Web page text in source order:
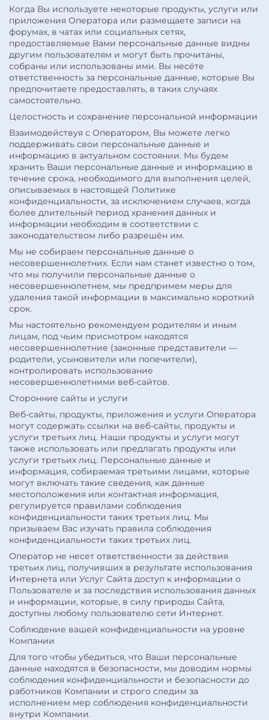
Когда Вы используете некоторые продукты, услуги или
приложения Оператора или размещаете записи на
форумах, в чатах или социальных сетях,
предоставляемые Вами персональные данные видны
другим пользователям и могут быть прочитаны,
собраны или использованы ими. Вы несёте
ответственность за персональные данные, которые Вы
предпочитаете предоставлять, в таких случаях
самостоятельно.
Целостность и сохранение персональной информации
Взаимодействуя с Оператором, Вы можете легко
поддерживать свои персональные данные и
информацию в актуальном состоянии. Мы будем
хранить Ваши персональные данные и информацию в
течение срока, необходимого для выполнения целей,
описываемых в настоящей Политике
конфиденциальности, за исключением случаев, когда
более длительный период хранения данных и
информации необходим в соответствии с
законодательством либо разрешён им.
Мы не собираем персональные данные о
несовершеннолетних. Если нам станет известно о том,
что мы получили персональные данные о
несовершеннолетнем, мы предпримем меры для
удаления такой информации в максимально короткий
срок.
Мы настоятельно рекомендуем родителям и иным
лицам, под чьим присмотром находятся
несовершеннолетние (законные представители —
родители, усыновители или попечители),
контролировать использование
несовершеннолетними веб-сайтов.
Сторонние сайты и услуги
Веб-сайты, продукты, приложения и услуги Оператора
могут содержать ссылки на веб-сайты, продукты и
услуги третьих лиц. Наши продукты и услуги могут
также использовать или предлагать продукты или
услуги третьих лиц. Персональные данные и
информация, собираемая третьими лицами, которые
могут включать такие сведения, как данные
местоположения или контактная информация,
регулируется правилами соблюдения
конфиденциальности таких третьих лиц. Мы
призываем Вас изучать правила соблюдения
конфиденциальности таких третьих лиц.
Оператор не несет ответственности за действия
третьих лиц, получивших в результате использования
Интернета или Услуг Сайта доступ к информации о
Пользователе и за последствия использования данных
и информации, которые, в силу природы Сайта,
доступны любому пользователю сети Интернет.
Соблюдение вашей конфиденциальности на уровне
Компании
Для того чтобы убедиться, что Ваши персональные
данные находятся в безопасности, мы доводим нормы
соблюдения конфиденциальности и безопасности до
работников Компании и строго следим за
исполнением мер соблюдения конфиденциальности
внутри Компании.